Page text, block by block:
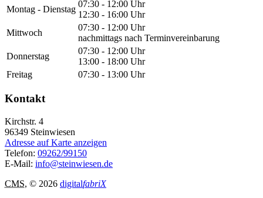
Montag - Dienstag
07:30 - 12:00 Uhr
12:30 - 16:00 Uhr
Mittwoch
07:30 - 12:00 Uhr
nachmittags nach Terminvereinbarung
Donnerstag
07:30 - 12:00 Uhr
13:00 - 18:00 Uhr
Freitag
07:30 - 13:00 Uhr
Kontakt
Kirchstr. 4
96349 Steinwiesen
Adresse auf Karte anzeigen
Telefon: 09262/99150
E-Mail: info@steinwiesen.de
CMS, © 2026 digitalfabriX